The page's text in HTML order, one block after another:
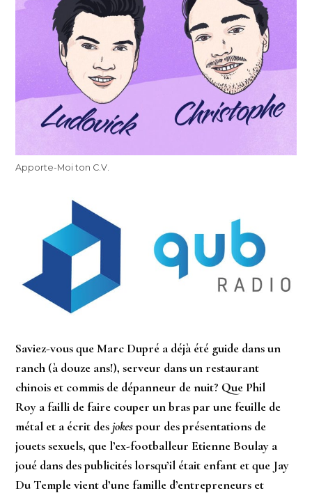
Apporte-Moi ton C.V.
Saviez-vous que Marc Dupré a déjà été guide dans un
ranch (à douze ans!), serveur dans un restaurant
chinois et commis de dépanneur de nuit? Que Phil
Roy a failli de faire couper un bras par une feuille de
métal et a écrit desjokespour des présentations de
jouets sexuels, que l’ex-footballeur Etienne Boulay a
joué dans des publicités lorsqu’il était enfant et que Jay
Du Temple vient d’une famille d’entrepreneurs et